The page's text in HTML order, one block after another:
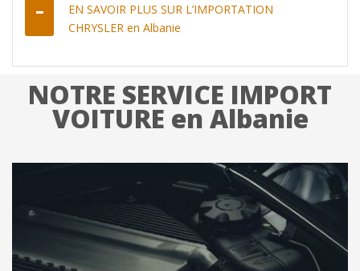
EN SAVOIR PLUS SUR L’IMPORTATION
CHRYSLER en Albanie
NOTRE SERVICE IMPORT
VOITURE en Albanie